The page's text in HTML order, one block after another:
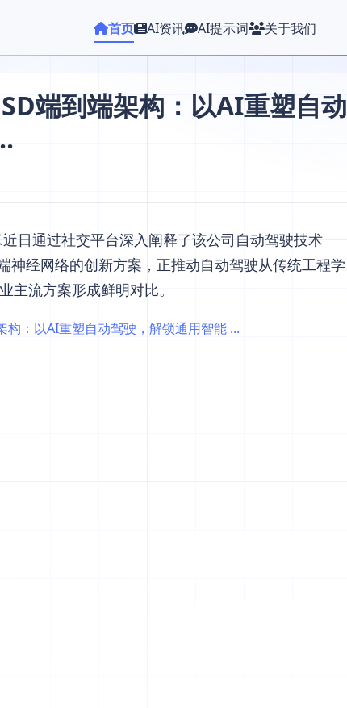
首页 AI资讯 AI提示词 关于我们
端到端架构：以AI重塑自动
日通过社交平台深入阐释了该公司自动驾驶技术
神经网络的创新方案，正推动自动驾驶从传统工程学
主流方案形成鲜明对比。
构：以AI重塑自动驾驶，解锁通用智能 ...